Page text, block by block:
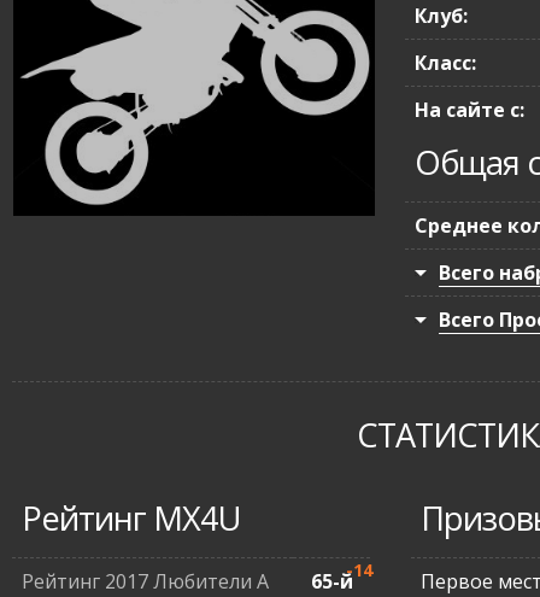
Клуб:
Класс:
На сайте с:
Общая
Среднее
Всего
Всего
Рейтинг MX4U
Рейтинг 2017 Любители А 65-й-14
Первое